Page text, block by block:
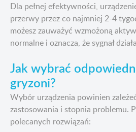
Dla pełnej efektywności,
przerwy przez co najmniej 2-4
możesz zauważyć wzmożoną
normalne i oznacza, że sygnał
Jak wybrać
gryzoni?
Wybór urządzenia powinien
zastosowania i stopnia problemu.
polecanych rozwiązań: